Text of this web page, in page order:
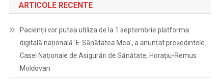
ARTICOLE RECENTE
Pacienții vor putea utiliza de la 1 septembrie platforma
digitală națională ‘E-Sănătatea Mea’, a anunțat președintele
Casei Naționale de Asigurări de Sănătate, Horațiu-Remus
Moldovan